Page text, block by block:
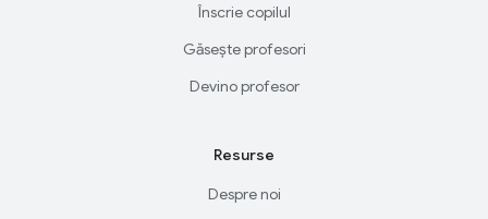
Înscrie copilul
Găsește profesori
Devino profesor
Resurse
Despre noi